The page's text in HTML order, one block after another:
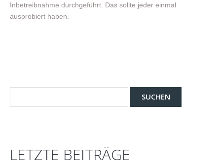
Inbetreibnahme durchgeführt. Das sollte jeder einmal
ausprobiert haben.
LETZTE BEITRÄGE